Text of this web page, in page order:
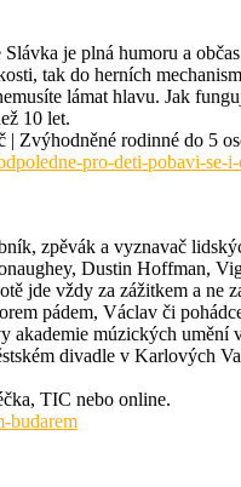
je plná humoru a
tak do herních
lámat hlavu. Jak
10 let.
Zvýhodněné rodinné do 5
pro-deti-pobavi-se-
zpěvák a vyznavač
Dustin Hoffman,
jde vždy za zážitkem a ne
pádem, Václav či
múzických
divadle v Karlových
TIC nebo online.
budarem